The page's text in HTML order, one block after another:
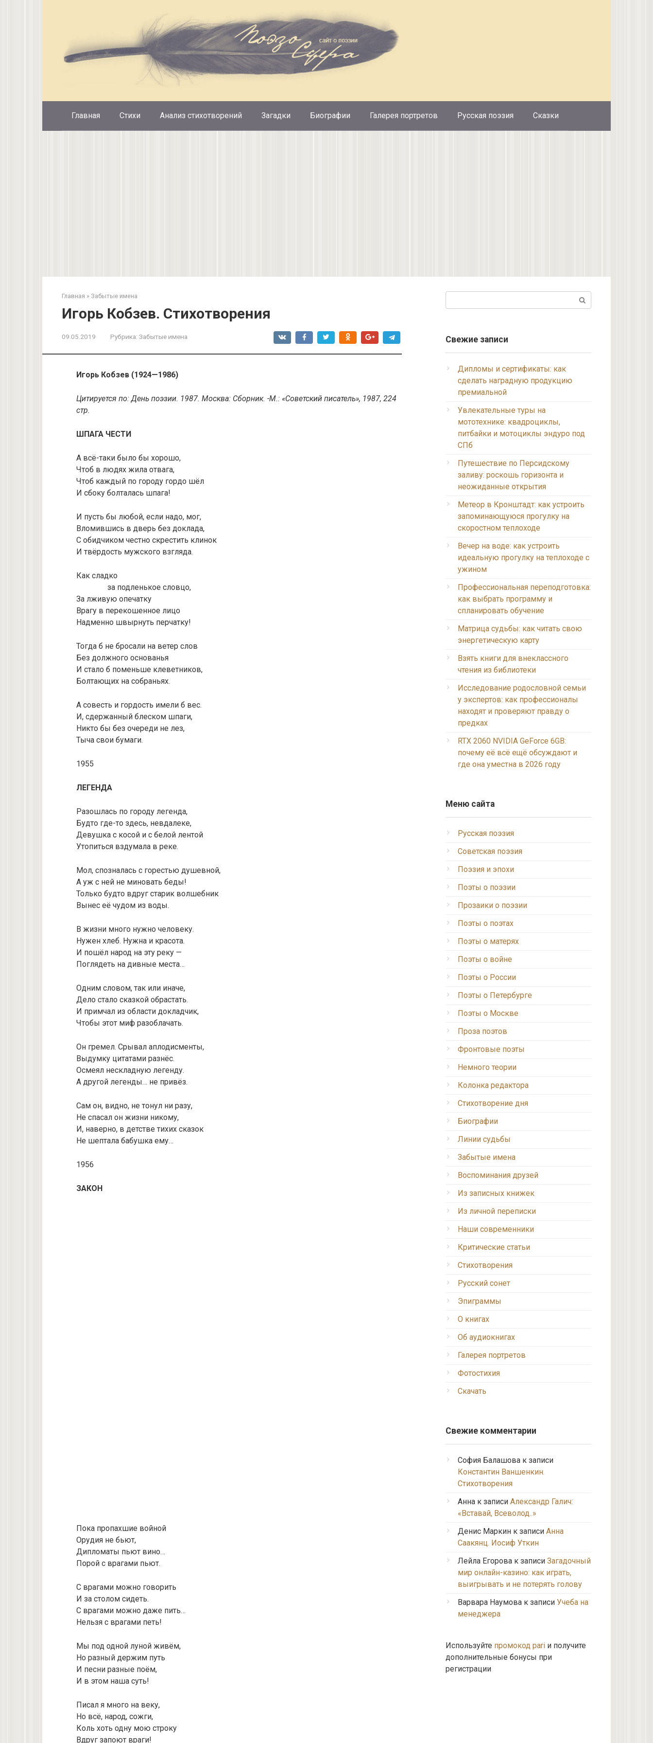
Главная Стихи Анализ стихотворений Загадки Биографии Галерея портретов Русская поэзия Сказки
Главная » Забытые имена
Игорь Кобзев. Стихотворения
09.05.2019 Рубрика: Забытые имена
Игорь Кобзев (1924—1986)
Цитируется по: День поэзии. 1987. Москва: Сборник. -М.: «Советский писатель», 1987, 224
стр.
ШПАГА ЧЕСТИ
А всё-таки было бы хорошо,
Чтоб в людях жила отвага,
Чтоб каждый по городу гордо шёл
И сбоку болталась шпага!
И пусть бы любой, если надо, мог,
Вломившись в дверь без доклада,
С обидчиком честно скрестить клинок
И твёрдость мужского взгляда.
Как сладко
за подленькое словцо,
За лживую опечатку
Врагу в перекошенное лицо
Надменно швырнуть перчатку!
Тогда б не бросали на ветер слов
Без должного основанья
И стало б поменьше клеветников,
Болтающих на собраньях.
А совесть и гордость имели б вес.
И, сдержанный блеском шпаги,
Никто бы без очереди не лез,
Тыча свои бумаги.
1955
ЛЕГЕНДА
Разошлась по городу легенда,
Будто где-то здесь, невдалеке,
Девушка с косой и с белой лентой
Утопиться вздумала в реке.
Мол, спозналась с горестью душевной,
А уж с ней не миновать беды!
Только будто вдруг старик волшебник
Вынес её чудом из воды.
В жизни много нужно человеку.
Нужен хлеб. Нужна и красота.
И пошёл народ на эту реку —
Поглядеть на дивные места…
Одним словом, так или иначе,
Дело стало сказкой обрастать.
И примчал из области докладчик,
Чтобы этот миф разоблачать.
Он гремел. Срывал аплодисменты,
Выдумку цитатами разнёс.
Осмеял нескладную легенду.
А другой легенды… не привёз.
Сам он, видно, не тонул ни разу,
Не спасал он жизни никому,
И, наверно, в детстве тихих сказок
Не шептала бабушка ему…
1956
ЗАКОН
Пока пропахшие войной
Орудия не бьют,
Дипломаты пьют вино…
Порой с врагами пьют.
С врагами можно говорить
И за столом сидеть.
С врагами можно даже пить…
Нельзя с врагами петь!
Мы под одной луной живём,
Но разный держим путь
И песни разные поём,
И в этом наша суть!
Писал я много на веку,
Но всё, народ, сожги,
Коль хоть одну мою строку
Вдруг запоют враги!
Свежие записи
Дипломы и сертификаты: как
сделать наградную продукцию
премиальной
Увлекательные туры на
мототехнике: квадроциклы,
питбайки и мотоциклы эндуро под
СПб
Путешествие по Персидскому
заливу: роскошь горизонта и
неожиданные открытия
Метеор в Кронштадт: как устроить
запоминающуюся прогулку на
скоростном теплоходе
Вечер на воде: как устроить
идеальную прогулку на теплоходе с
ужином
Профессиональная переподготовка:
как выбрать программу и
спланировать обучение
Матрица судьбы: как читать свою
энергетическую карту
Взять книги для внеклассного
чтения из библиотеки
Исследование родословной семьи
у экспертов: как профессионалы
находят и проверяют правду о
предках
RTX 2060 NVIDIA GeForce 6GB:
почему её всё ещё обсуждают и
где она уместна в 2026 году
Меню сайта
Русская поэзия
Советская поэзия
Поэзия и эпохи
Поэты о поэзии
Прозаики о поэзии
Поэты о поэтах
Поэты о матерях
Поэты о войне
Поэты о России
Поэты о Петербурге
Поэты о Москве
Проза поэтов
Фронтовые поэты
Немного теории
Колонка редактора
Стихотворение дня
Биографии
Линии судьбы
Забытые имена
Воспоминания друзей
Из записных книжек
Из личной переписки
Наши современники
Критические статьи
Стихотворения
Русский сонет
Эпиграммы
О книгах
Об аудиокнигах
Галерея портретов
Фотостихия
Скачать
Свежие комментарии
София Балашова к записи
Константин Ваншенкин.
Стихотворения
Анна к записи Александр Галич:
«Вставай, Всеволод..»
Денис Маркин к записи Анна
Саакянц. Иосиф Уткин
Лейла Егорова к записи Загадочный
мир онлайн-казино: как играть,
выигрывать и не потерять голову
Варвара Наумова к записи Учеба на
менеджера
Используйте промокод pari и получите
дополнительные бонусы при
регистрации